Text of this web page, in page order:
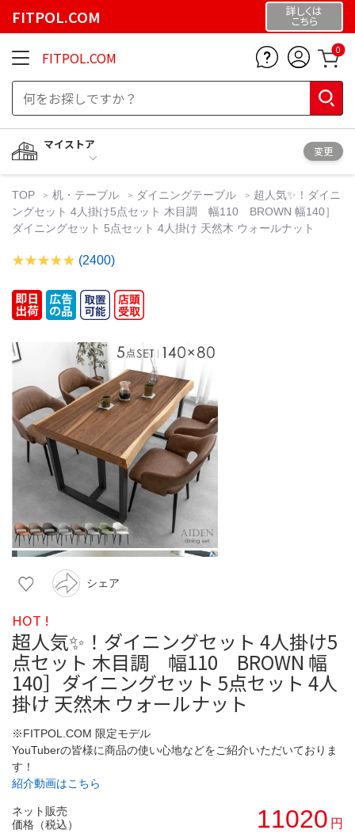
FITPOL.COM 詳しくは
こちら
FITPOL.COM 0
マイストア
変更
TOP 机・テーブル ダイニングテーブル
超人気✨！ダイニ
ングセット 4人掛け5点セット 木目調 幅110 BROWN 幅140］
ダイニングセット 5点セット 4人掛け 天然木 ウォールナット
(2400)
シェア
HOT !
超人気✨！ダイニングセット 4人掛け5
点セット 木目調 幅110 BROWN 幅
140］ダイニングセット 5点セット 4人
掛け 天然木 ウォールナット
※FITPOL.COM 限定モデル
YouTuberの皆様に商品の使い心地などをご紹介いただいておりま
す！
紹介動画はこちら
ネット販売
価格（税込）
11020 円